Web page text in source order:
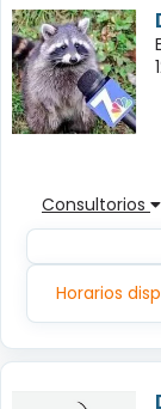
Consultorios
Horarios